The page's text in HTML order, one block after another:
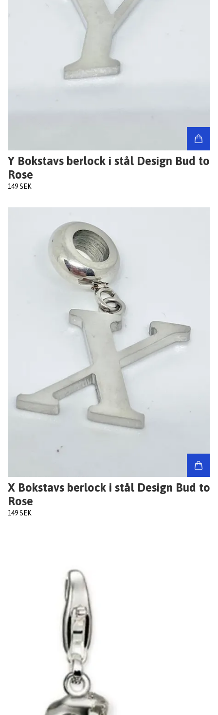
Y Bokstavs berlock i stål Design Bud to
Rose
149 SEK
X Bokstavs berlock i stål Design Bud to
Rose
149 SEK